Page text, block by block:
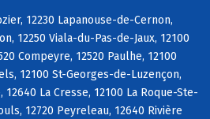
12230 Lapanouse-de-Cernon,
12250 Viala-du-Pas-de-Jaux, 12100
Compeyre, 12520 Paulhe, 12100
12100 St-Georges-de-Luzençon,
12640 La Cresse, 12100 La Roque-Ste-
12720 Peyreleau, 12640 Rivière